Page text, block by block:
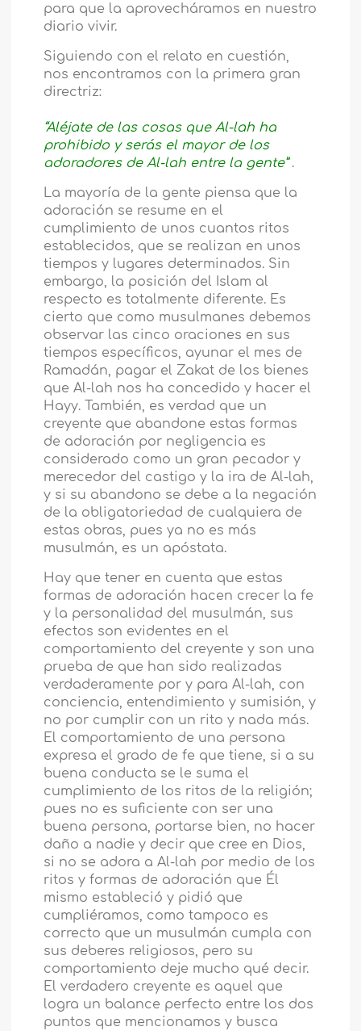
para que la aprovecháramos en nuestro
diario vivir.
Siguiendo con el relato en cuestión,
nos encontramos con la primera gran
directriz:
“Aléjate de las cosas que Al-lah ha
prohibido y serás el mayor de los
adoradores de Al-lah entre la gente”.
La mayoría de la gente piensa que la
adoración se resume en el
cumplimiento de unos cuantos ritos
establecidos, que se realizan en unos
tiempos y lugares determinados. Sin
embargo, la posición del Islam al
respecto es totalmente diferente. Es
cierto que como musulmanes debemos
observar las cinco oraciones en sus
tiempos específicos, ayunar el mes de
Ramadán, pagar el Zakat de los bienes
que Al-lah nos ha concedido y hacer el
Hayy. También, es verdad que un
creyente que abandone estas formas
de adoración por negligencia es
considerado como un gran pecador y
merecedor del castigo y la ira de Al-lah,
y si su abandono se debe a la negación
de la obligatoriedad de cualquiera de
estas obras, pues ya no es más
musulmán, es un apóstata.
Hay que tener en cuenta que estas
formas de adoración hacen crecer la fe
y la personalidad del musulmán, sus
efectos son evidentes en el
comportamiento del creyente y son una
prueba de que han sido realizadas
verdaderamente por y para Al-lah, con
conciencia, entendimiento y sumisión, y
no por cumplir con un rito y nada más.
El comportamiento de una persona
expresa el grado de fe que tiene, si a su
buena conducta se le suma el
cumplimiento de los ritos de la religión;
pues no es suficiente con ser una
buena persona, portarse bien, no hacer
daño a nadie y decir que cree en Dios,
si no se adora a Al-lah por medio de los
ritos y formas de adoración que Él
mismo estableció y pidió que
cumpliéramos, como tampoco es
correcto que un musulmán cumpla con
sus deberes religiosos, pero su
comportamiento deje mucho qué decir.
El verdadero creyente es aquel que
logra un balance perfecto entre los dos
puntos que mencionamos y busca